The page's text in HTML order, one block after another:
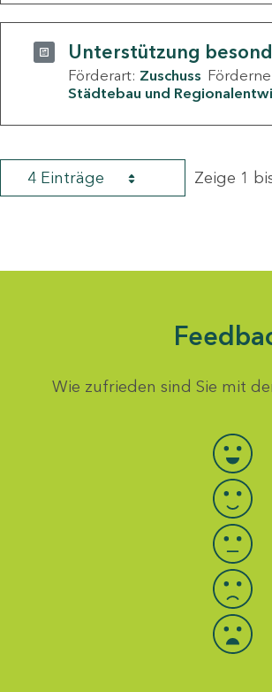
Unterstützung
Förderart: Zuschuss
Städtebau und
4 Einträge Zeige 1
Wie zufrieden sind Sie mit